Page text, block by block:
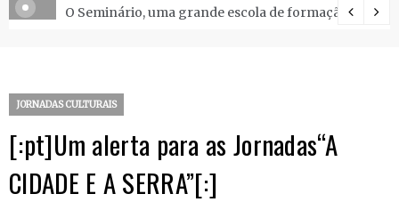
O Seminário, uma grande escola de formação.
JORNADAS CULTURAIS
[:pt]Um alerta para as Jornadas“A
CIDADE E A SERRA”[:]